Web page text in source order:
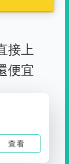
接上
便宜
查看